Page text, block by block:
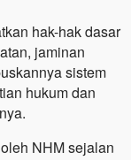
hak-hak dasar
jaminan
sistem
hukum dan
NHM sejalan